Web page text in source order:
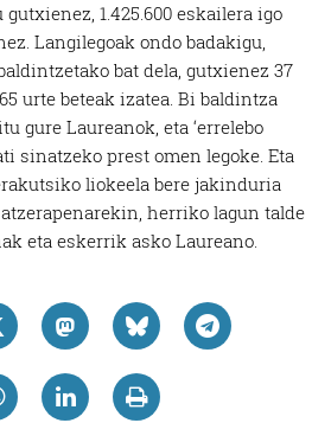
1.425.600 eskailera igo
Langilegoak ondo badakigu,
bat dela, gutxienez 37
urte beteak izatea. Bi baldintza
gure Laureanok, eta ‘errelebo
sinatzeko prest omen legoke. Eta
liokeela bere jakinduria
herriko lagun talde
eta eskerrik asko Laureano.